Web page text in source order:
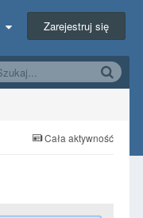
Zarejestruj się
Cała aktywność